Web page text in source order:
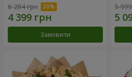
6 284 грн
Замовити
5